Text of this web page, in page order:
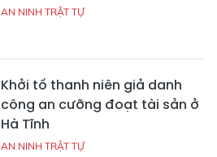
AN NINH TRẬT TỰ
Khởi tố thanh niên giả danh
công an cưỡng đoạt tài sản ở
Hà Tĩnh
AN NINH TRẬT TỰ